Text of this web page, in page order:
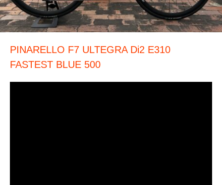
PINARELLO F7 ULTEGRA Di2 E310
FASTEST BLUE 500